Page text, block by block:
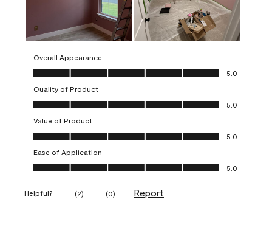
Overall Appearance
Overall Appearance, 5.0 out of 5
5.0
Quality of Product
Quality of Product, 5.0 out of 5
5.0
Value of Product
Value of Product, 5.0 out of 5
5.0
Ease of Application
Ease of Application, 5.0 out of 5
5.0
Helpful? (2) (0) Report